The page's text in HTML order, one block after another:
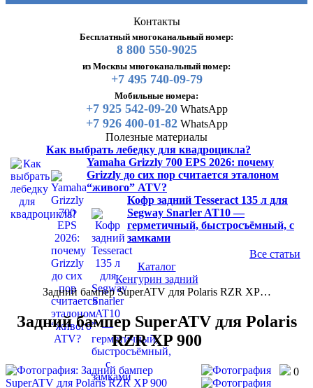
Контакты
Бесплатный многоканальный номер:
8 800 550-9025
из Москвы многоканальный номер:
+7 495 740-09-79
Мобильные номера:
+7 925 542-09-20WhatsApp
+7 926 400-01-82WhatsApp
Полезные материалы
Как выбрать лебедку для квадроцикла?
Yamaha Grizzly 700 EPS 2026: почему
Grizzly до сих пор считается эталоном
“живого” ATV?
Кофр задний Tesseract 135 л для
Segway Snarler AT10 —
герметичный, быстросъёмный, с
замками
Все статьи
Каталог
Кенгурин задний
Задний бампер SuperATV для Polaris RZR XP…
Задний бампер SuperATV для Polaris
RZR XP 900
0